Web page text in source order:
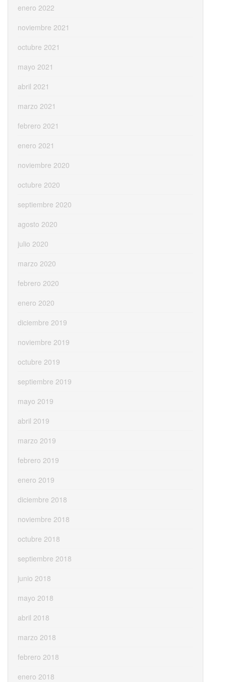
enero 2022
noviembre 2021
octubre 2021
mayo 2021
abril 2021
marzo 2021
febrero 2021
enero 2021
noviembre 2020
octubre 2020
septiembre 2020
agosto 2020
julio 2020
marzo 2020
febrero 2020
enero 2020
diciembre 2019
noviembre 2019
octubre 2019
septiembre 2019
mayo 2019
abril 2019
marzo 2019
febrero 2019
enero 2019
diciembre 2018
noviembre 2018
octubre 2018
septiembre 2018
junio 2018
mayo 2018
abril 2018
marzo 2018
febrero 2018
enero 2018